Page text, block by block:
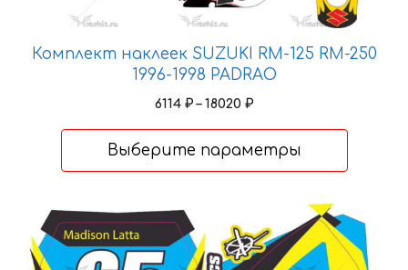
Комплект наклеек SUZUKI RM-125 RM-250
1996-1998 PADRAO
6114 ₽ – 18020 ₽Диапазон
Выберите параметры
Этот
товар
имеет